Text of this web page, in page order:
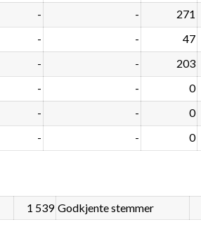
- - 271
- - 47
- - 203
- - 0
- - 0
- - 0
1 539 Godkjente stemmer